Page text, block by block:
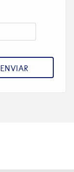
ENVIAR